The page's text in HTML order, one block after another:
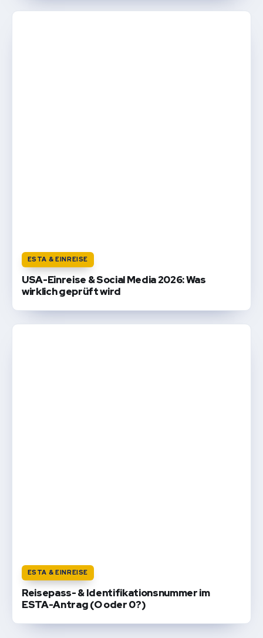
ESTA & EINREISE
USA-Einreise & Social Media 2026: Was
wirklich geprüft wird
ESTA & EINREISE
Reisepass- & Identifikationsnummer im
ESTA-Antrag (O oder 0?)